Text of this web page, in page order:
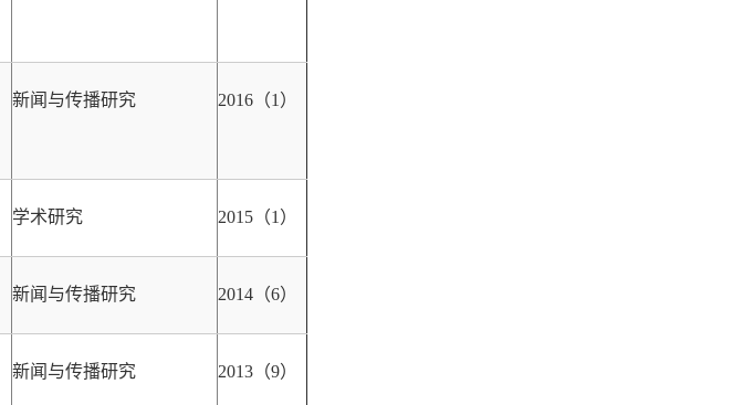
新闻与传播研究 2016（1）
学术研究 2015（1）
新闻与传播研究 2014（6）
新闻与传播研究 2013（9）